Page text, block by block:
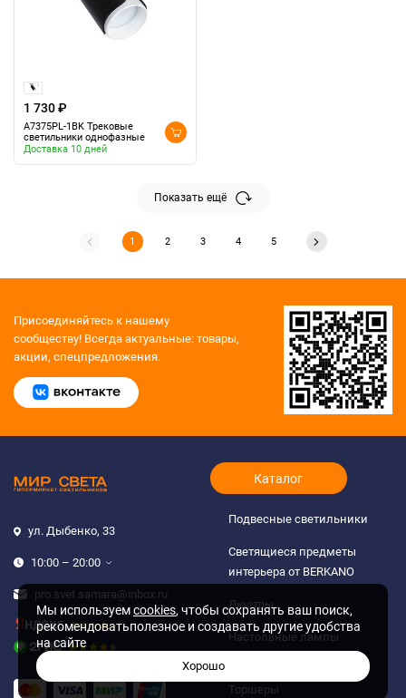
1 730 ₽
A7375PL-1BK Трековые
светильники однофазные
Доставка 10 дней
Показать ещё
1 2 3 4 5
Присоединяйтесь к нашему
сообществу! Всегда актуальные: товары,
акции, спецпредложения.
ул. Дыбенко, 33
10:00 – 20:00
pro.svet.samara@inbox.ru
Каталог
Подвесные светильники
Светящиеся предметы
интерьера от BERKANO
Люстры
Настольные лампы
Торшеры
Мы используемcookies, чтобы сохранять ваш поиск,
рекомендоватьполезное и создавать другие удобства
на сайте
Хорошо